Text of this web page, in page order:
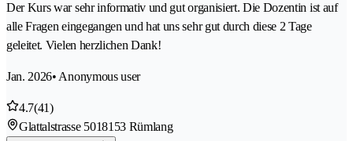
Der Kurs war sehr informativ und gut organisiert. Die Dozentin ist auf
alle Fragen eingegangen und hat uns sehr gut durch diese 2 Tage
geleitet. Vielen herzlichen Dank!
Jan. 2026• Anonymous user
4.7(41)
Glattalstrasse 5018153 Rümlang